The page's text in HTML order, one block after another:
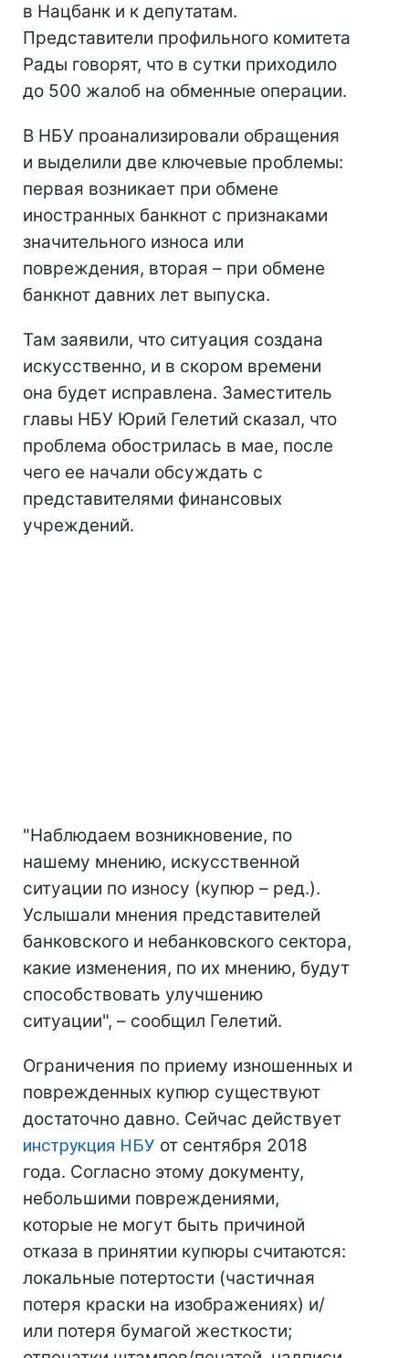
в Нацбанк и к депутатам.
Представители профильного комитета
Рады говорят, что в сутки приходило
до 500 жалоб на обменные операции.
В НБУ проанализировали обращения
и выделили две ключевые проблемы:
первая возникает при обмене
иностранных банкнот с признаками
значительного износа или
повреждения, вторая – при обмене
банкнот давних лет выпуска.
Там заявили, что ситуация создана
искусственно, и в скором времени
она будет исправлена. Заместитель
главы НБУ Юрий Гелетий сказал, что
проблема обострилась в мае, после
чего ее начали обсуждать с
представителями финансовых
учреждений.
"Наблюдаем возникновение, по
нашему мнению, искусственной
ситуации по износу (купюр – ред.).
Услышали мнения представителей
банковского и небанковского сектора,
какие изменения, по их мнению, будут
способствовать улучшению
ситуации", – сообщил Гелетий.
Ограничения по приему изношенных и
поврежденных купюр существуют
достаточно давно. Сейчас действует
инструкция НБУ от сентября 2018
года. Согласно этому документу,
небольшими повреждениями,
которые не могут быть причиной
отказа в принятии купюры считаются:
локальные потертости (частичная
потеря краски на изображениях) и/
или потеря бумагой жесткости;